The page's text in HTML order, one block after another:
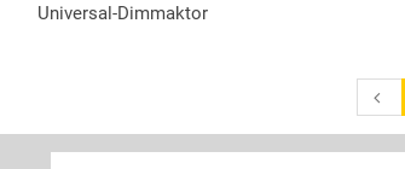
Universal-Dimmaktor